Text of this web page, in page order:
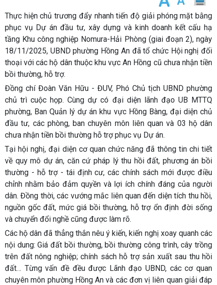
Thực hiện chủ trương đẩy nhanh tiến độ giải phóng mặt bằng
phục vụ Dự án đầu tư, xây dựng và kinh doanh kết cấu hạ
tầng Khu công nghiệp Nomura-Hải Phòng (giai đoạn 2), ngày
18/11/2025, UBND phường Hồng An đã tổ chức Hội nghị đối
thoại với các hộ dân thuộc khu vực An Hồng cũ chưa nhận tiền
bồi thường, hỗ trợ.
Đồng chí Đoàn Văn Hữu - ĐUV, Phó Chủ tịch UBND phường
chủ trì cuộc họp. Cùng dự có đại diện lãnh đạo UB MTTQ
phường, Ban Quản lý dự án khu vực Hồng Bàng, đại diện chủ
đầu tư, các phòng, ban chuyên môn liên quan và 03 hộ dân
chưa nhận tiền bồi thường hỗ trợ phục vụ Dự án.
Tại hội nghị, đại diện cơ quan chức năng đã thông tin chi tiết
về quy mô dự án, căn cứ pháp lý thu hồi đất, phương án bồi
thường - hỗ trợ - tái định cư, các chính sách mới được điều
chỉnh nhằm bảo đảm quyền và lợi ích chính đáng của người
dân. Đồng thời, các vướng mắc liên quan đến diện tích thu hồi,
nguồn gốc đất, mức giá bồi thường, hỗ trợ ổn định đời sống
và chuyển đổi nghề cũng được làm rõ.
Các hộ dân đã thẳng thắn nêu ý kiến, kiến nghị xoay quanh các
nội dung: Giá đất bồi thường, bồi thường công trình, cây trồng
trên đất nông nghiệp; chính sách hỗ trợ sản xuất sau thu hồi
đất… Từng vấn đề đều được Lãnh đạo UBND, các cơ quan
chuyên môn phường Hồng An và các đơn vị liên quan giải đáp